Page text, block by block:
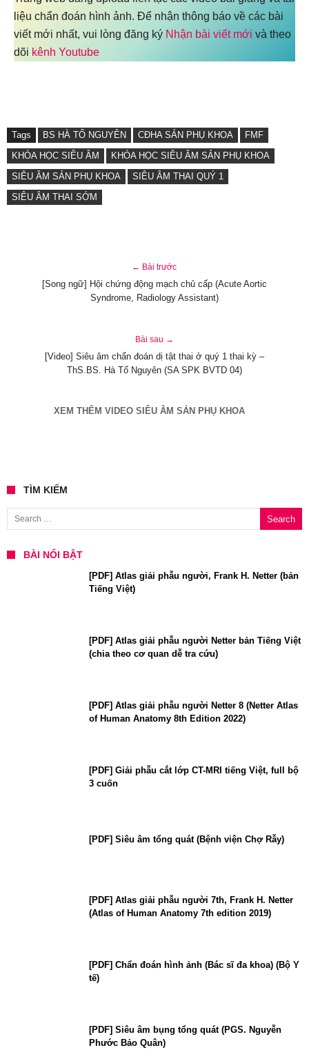
liệu chẩn đoán hình ảnh. Để nhận thông báo về các bài
viết mới nhất, vui lòng đăng ký Nhận bài viết mới và theo
dõi kênh Youtube
Tags BS HÀ TỐ NGUYÊN CĐHA SẢN PHỤ KHOA
FMF
KHÓA HỌC SIÊU ÂM
KHÓA HỌC SIÊU ÂM SẢN PHỤ KHOA
SIÊU ÂM SẢN PHỤ KHOA
SIÊU ÂM THAI QUÝ 1
SIÊU ÂM THAI SỚM
← Bài trước
[Song ngữ] Hội chứng động mạch chủ cấp (Acute Aortic
Syndrome, Radiology Assistant)
Bài sau →
[Video] Siêu âm chẩn đoán dị tật thai ở quý 1 thai kỳ –
ThS.BS. Hà Tố Nguyên (SA SPK BVTD 04)
XEM THÊM VIDEO SIÊU ÂM SẢN PHỤ KHOA
TÌM KIẾM
Search for:
BÀI NỔI BẬT
[PDF] Atlas giải phẫu người, Frank H. Netter (bản
Tiếng Việt)
[PDF] Atlas giải phẫu người Netter bản Tiếng Việt
(chia theo cơ quan dễ tra cứu)
[PDF] Atlas giải phẫu người Netter 8 (Netter Atlas
of Human Anatomy 8th Edition 2022)
[PDF] Giải phẫu cắt lớp CT-MRI tiếng Việt, full bộ
3 cuốn
[PDF] Siêu âm tổng quát (Bệnh viện Chợ Rẫy)
[PDF] Atlas giải phẫu người 7th, Frank H. Netter
(Atlas of Human Anatomy 7th edition 2019)
[PDF] Chẩn đoán hình ảnh (Bác sĩ đa khoa) (Bộ Y
tế)
[PDF] Siêu âm bụng tổng quát (PGS. Nguyễn
Phước Bảo Quân)